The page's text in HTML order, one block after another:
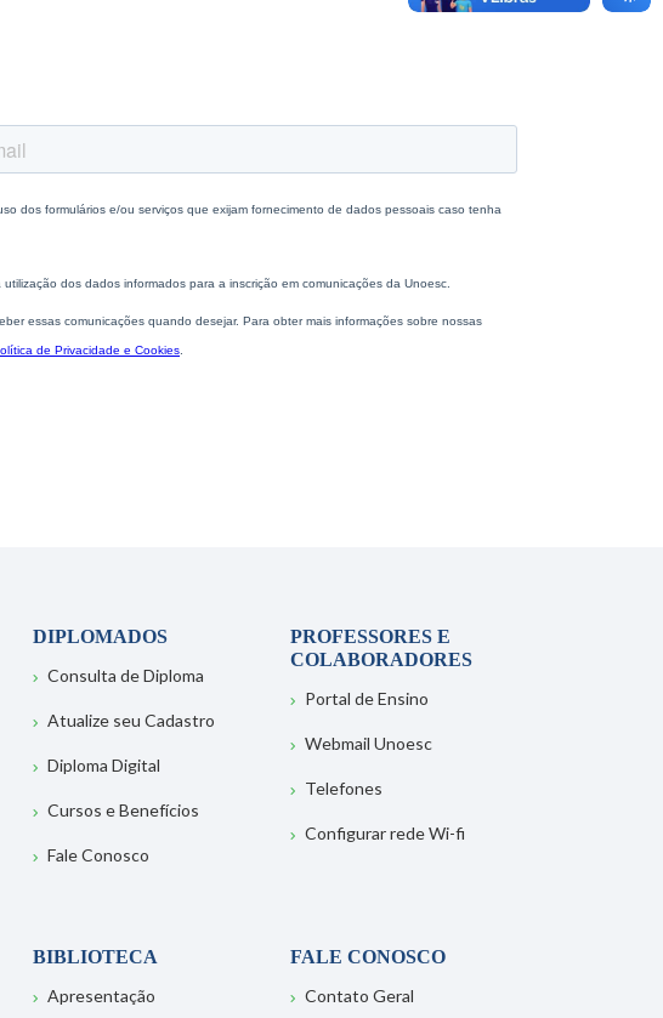
DIPLOMADOS
Consulta de Diploma
Atualize seu Cadastro
Diploma Digital
Cursos e Benefícios
Fale Conosco
PROFESSORES E
COLABORADORES
Portal de Ensino
Webmail Unoesc
Telefones
Configurar rede Wi-fi
BIBLIOTECA
Apresentação
FALE CONOSCO
Contato Geral